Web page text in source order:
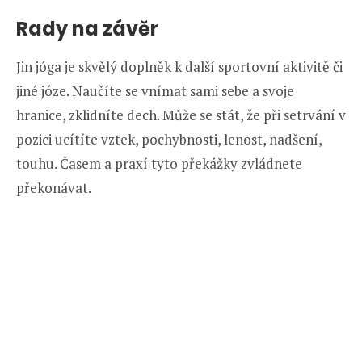
Rady na závěr
Jin jóga je skvělý doplněk k další sportovní aktivitě či
jiné józe. Naučíte se vnímat sami sebe a svoje
hranice, zklidníte dech. Může se stát, že při setrvání v
pozici ucítíte vztek, pochybnosti, lenost, nadšení,
touhu. Časem a praxí tyto překážky zvládnete
překonávat.